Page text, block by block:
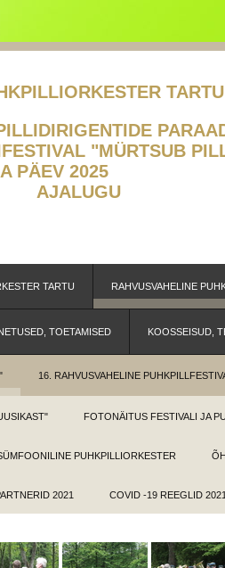
TARTU
PÄEV 2025
AJALUGU
TARTU RAHVUSVAHELINE
TOETAMISED KOOSSEISUD,
16. RAHVUSVAHELINE
FOTONÄITUS FESTIVALI JA
PUHKPILLIORKESTER
2021 COVID -19 REEGLID 2021